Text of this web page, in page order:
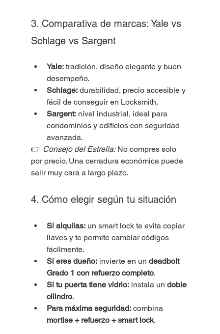
3. Comparativa de marcas: Yale vs
Schlage vs Sargent
Yale: tradición, diseño elegante y buen
desempeño.
Schlage: durabilidad, precio accesible y
fácil de conseguir en Locksmith.
Sargent: nivel industrial, ideal para
condominios y edificios con seguridad
avanzada.
👉 Consejo del Estrella: No compres solo
por precio. Una cerradura económica puede
salir muy cara a largo plazo.
4. Cómo elegir según tu situación
Si alquilas: un smart lock te evita copiar
llaves y te permite cambiar códigos
fácilmente.
Si eres dueño: invierte en un deadbolt
Grado 1 con refuerzo completo.
Si tu puerta tiene vidrio: instala un doble
cilindro.
Para máxima seguridad: combina
mortise + refuerzo + smart lock.